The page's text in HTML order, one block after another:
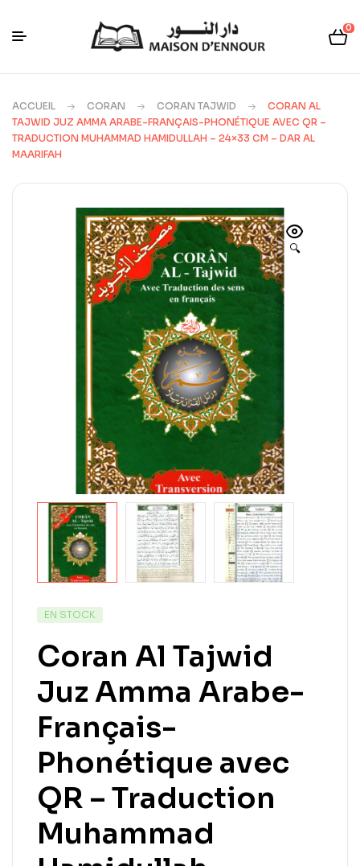
0
ACCUEIL CORAN CORAN TAJWID
CORAN AL
TAJWID JUZ AMMA ARABE-FRANÇAIS-PHONÉTIQUE AVEC QR –
TRADUCTION MUHAMMAD HAMIDULLAH – 24×33 CM – DAR AL
MAARIFAH
🔍
EN STOCK
Coran Al Tajwid
Juz Amma Arabe-
Français-
Phonétique avec
QR – Traduction
Muhammad